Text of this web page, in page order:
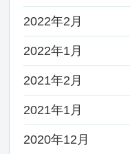
2022年2月
2022年1月
2021年2月
2021年1月
2020年12月